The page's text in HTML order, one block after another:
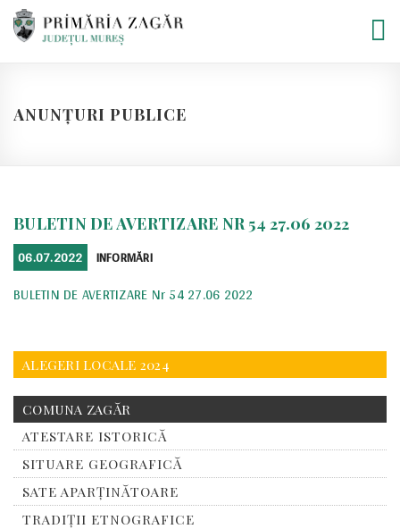
Skip
ANUNȚURI PUBLICE
BULETIN DE AVERTIZARE NR 54 27.06 2022
POSTED
ON
06.07.2022 CATEGORIES
INFORMĂRI
BULETIN DE AVERTIZARE Nr 54 27.06 2022
ALEGERI LOCALE 2024
COMUNA ZAGĂR
ATESTARE ISTORICĂ
SITUARE GEOGRAFICĂ
SATE APARȚINĂTOARE
TRADIȚII ETNOGRAFICE